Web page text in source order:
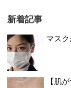
新着記事
マス
【肌